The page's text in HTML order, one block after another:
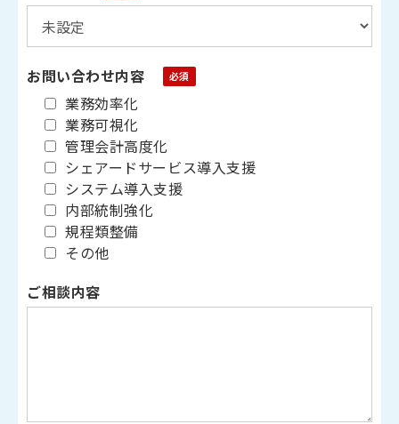
お問い合わせ内容
業務効率化
業務可視化
管理会計高度化
シェアードサービス導入支援
システム導入支援
内部統制強化
規程類整備
その他
ご相談内容